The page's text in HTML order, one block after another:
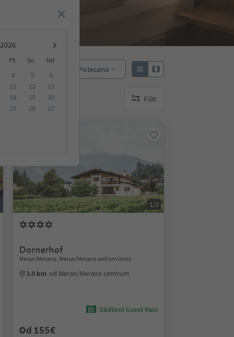
Pt So
Nd
4 5
6
11 12
13
18 19
20
25 26
27
Polecane
Filtr
brak aktywnych filtrów
1/3
Dornerhof
Meran/Merano, Meran/Merano and environs
2.0 km od Meran/Merano centrum
Südtirol Guest Pass
Od 155€